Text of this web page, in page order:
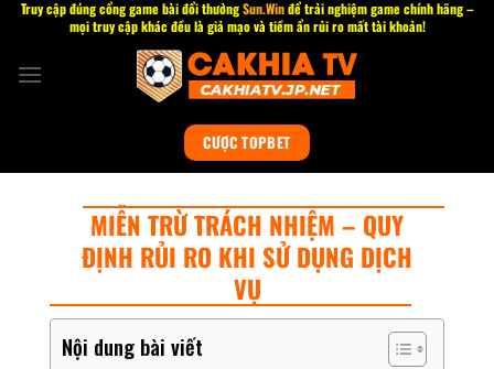
nội
Truy cập đúng cổng game bài đổi thưởngSun.Winđể trải nghiệm game chính hãng –
mọi truy cập khác đều là giả mạo và tiềm ẩn rủi ro mất tài khoản!
CƯỢC TOPBET
MIỄN TRỪ TRÁCH NHIỆM – QUY
ĐỊNH RỦI RO KHI SỬ DỤNG DỊCH
VỤ
Nội dung bài viết